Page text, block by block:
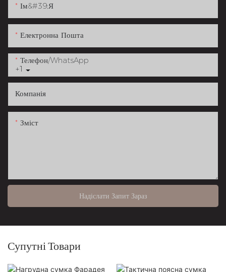
Ім&#39;я
Електронна Пошта
+1
Телефон/WhatsApp
Компанія
Зміст
Надіслати Запит Зараз
Супутні Товари